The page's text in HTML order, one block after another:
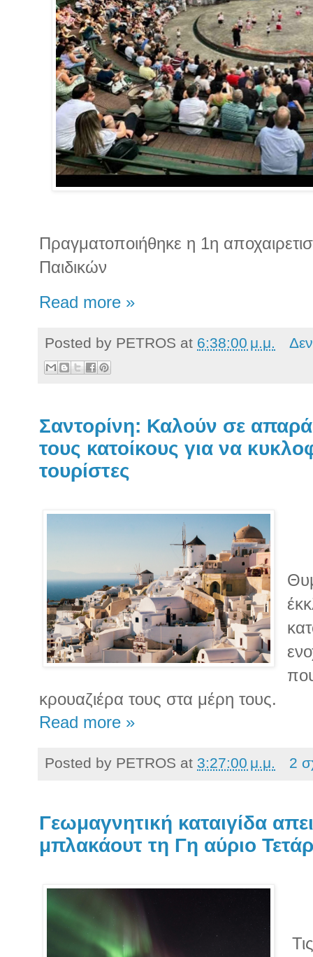
Πραγματοποιήθηκε η 1η
Παιδικών
Read more »
Posted by PETROS at 6:38:00 μ.μ.
Σαντορίνη: Καλούν σε
τους κατοίκους για να
τουρίστες
κρουαζιέρα τους στα μέρη τους.
Read more »
Posted by PETROS at 3:27:00 μ.μ. 2
Γεωμαγνητική καταιγίδα
μπλακάουτ τη Γη αύριο